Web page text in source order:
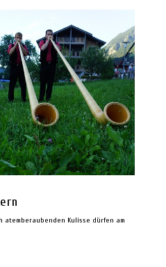
Kulisse dürfen am